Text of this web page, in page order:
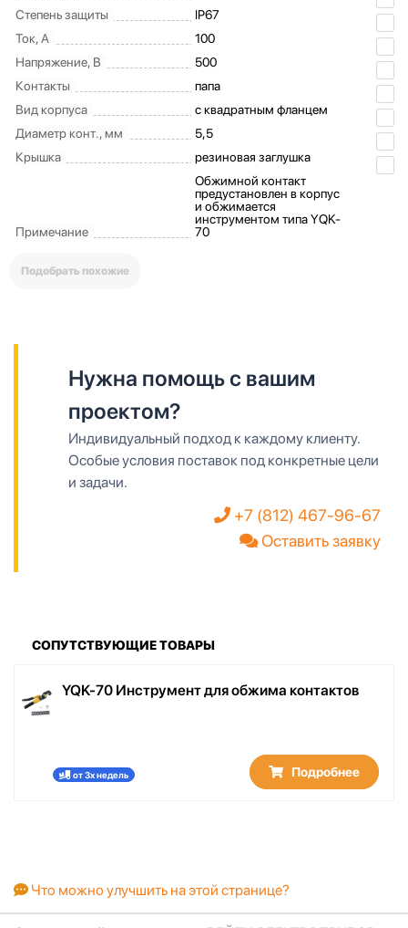
Степень защиты
IP67
Ток, А
100
Напряжение, В
500
Контакты
папа
Вид корпуса
с квадратным фланцем
Диаметр конт., мм
5,5
Крышка
резиновая заглушка
Примечание
Обжимной контакт
предустановлен в корпус
и обжимается
инструментом типа YQK-
70
Подобрать похожие
Нужна помощь с вашим
проектом?
Индивидуальный подход к каждому клиенту.
Особые условия поставок под конкретные цели
и задачи.
+7 (812) 467-96-67
Оставить заявку
СОПУТСТВУЮЩИЕ ТОВАРЫ
YQK-70 Инструмент для обжима контактов
от 3х недель Подробнее
Что можно улучшить на этой странице?